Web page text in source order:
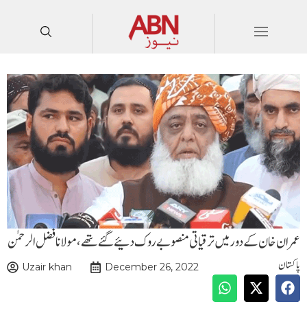
عمران خان کے دور میں ترقیاتی منصوبے روک دئیے گئےتھے،مولانا فضل الرحمٰن
پاکستان Uzair khan December 26, 2022